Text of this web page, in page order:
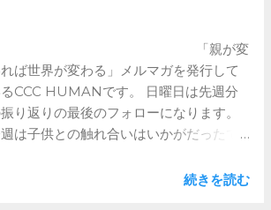
親が変
ば世界が変わる」メルマガを発行して
CCC HUMANです。 日曜日は先週分
り返りの最後のフォローになります。
は子供との触れ合いはいかがだったで
の結果が子供に反映されれば、 世界は変
続きを読む